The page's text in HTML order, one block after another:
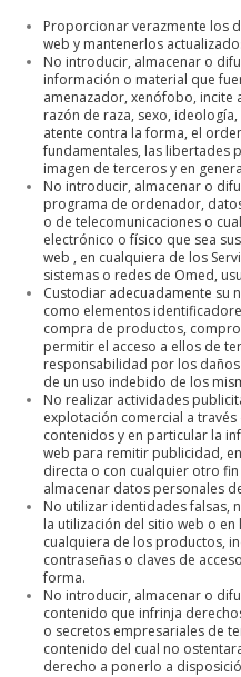
Proporcionar verazmente los
web y mantenerlos
No introducir, almacenar o
información o material que
amenazador, xenófobo, incite
razón de raza, sexo,
atente contra la forma, el
fundamentales, las libertades
imagen de terceros y en
No introducir, almacenar o
programa de ordenador,
o de telecomunicaciones o
electrónico o físico que sea
web , en cualquiera de los
sistemas o redes de Omed,
Custodiar adecuadamente su
como elementos
compra de productos,
permitir el acceso a ellos de
responsabilidad por los
de un uso indebido de los
No realizar actividades
explotación comercial a
contenidos y en particular la
web para remitir publicidad,
directa o con cualquier otro
almacenar datos personales
No utilizar identidades falsas,
la utilización del sitio web o
cualquiera de los productos,
contraseñas o claves de
forma.
No introducir, almacenar o
contenido que infrinja
o secretos empresariales de
contenido del cual no
derecho a ponerlo a